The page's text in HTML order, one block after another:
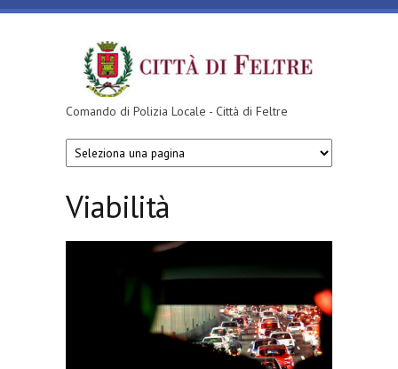
Salta al contenuto principale
Comando di Polizia Locale - Città di Feltre
Viabilità